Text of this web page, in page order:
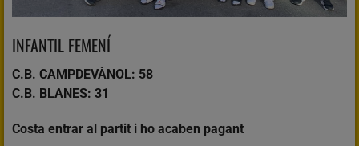
INFANTIL FEMENÍ
C.B. CAMPDEVÀNOL: 58
C.B. BLANES: 31
Costa entrar al partit i ho acaben pagant